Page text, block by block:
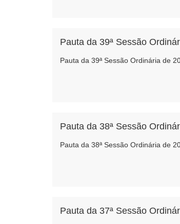
Pauta da 39ª Sessão
Pauta da 39ª Sessão Ordinária de
Pauta da 38ª Sessão
Pauta da 38ª Sessão Ordinária de
Pauta da 37ª Sessão